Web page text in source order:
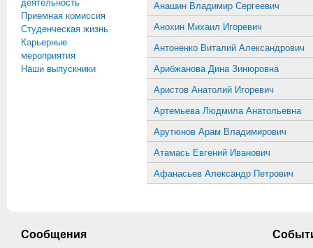
Приемная комиссия
Студенческая жизнь
Карьерные
мероприятия
Наши выпускники
Анашин Владимир Сергеевич
Анохин Михаил Игоревич
Антоненко Виталий Александрович
Арибжанова Дина Зинюровна
Аристов Анатолий Игоревич
Артемьева Людмила Анатольевна
Арутюнов Арам Владимирович
Атамась Евгений Иванович
Афанасьев Александр Петрович
Сообщения